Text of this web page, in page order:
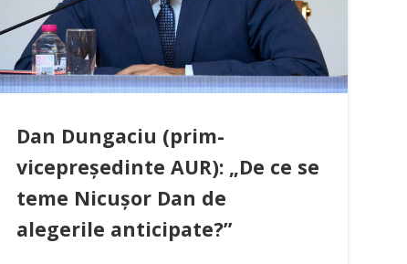
Dan Dungaciu (prim-
vicepreședinte AUR): „De ce se
teme Nicușor Dan de
alegerile anticipate?”